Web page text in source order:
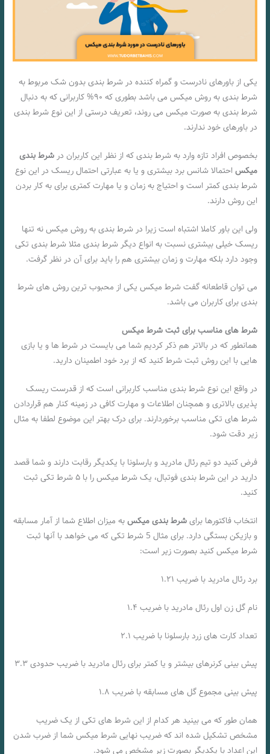
یکی از باورهای نادرست و گمراه کننده در شرط بندی بدون شک مربوط به
شرط بندی به روش میکس می باشد بطوری که ۹۰% کاربرانی که به دنبال
شرط بندی به صورت میکس می روند، تعریف درستی از این نوع شرط بندی
در باورهای خود ندارند.
بخصوص افراد تازه وارد به شرط بندی که از نظر این کاربران درشرط بندی
میکس احتمالا شانس برد بیشتری و یا به عبارتی احتمال ریسک در این نوع
شرط بندی کمتر است و احتیاج به زمان و یا مهارت کمتری برای به کار بردن
این روش دارند.
ولی این باور کاملا اشتباه است زیرا در شرط بندی به روش میکس نه تنها
ریسک خیلی بیشتری نسبت به انواع دیگر شرط بندی مثلا شرط بندی تکی
وجود دارد بلکه مهارت و زمان بیشتری هم را باید برای آن در نظر گرفت.
می توان قاطعانه گفت شرط میکس یکی از محبوب ترین روش های شرط
بندی برای کاربران می باشد.
شرط های مناسب برای ثبت شرط میکس
همانطور که در بالاتر هم ذکر کردیم شما می بایست در شرط ها و یا بازی
هایی با این روش ثبت شرط کنید که از برد خود اطمینان دارید.
در واقع این نوع شرط بندی مناسب کاربرانی است که از قدرست ریسک
پذیری بالاتری و همچنان اطلاعات و مهارت کافی در زمینه کنار هم قراردادن
شرط های تکی مناسب برخوردارند. برای درک بهتر این موضوع لطفا به مثال
زیر دقت شود.
فرض کنید دو تیم رئال مادرید و بارسلونا با یکدیگر رقابت دارند و شما قصد
دارید در این شرط بندی فوتبال، یک شرط میکس را با ۵ شرط تکی ثبت
کنید.
انتخاب فاکتورها برایشرط بندی میکسبه میزان اطلاع شما از آمار مسابقه
و بازیکن بستگی دارد. برای مثال 5 شرط تکی که می خواهد با آنها ثبت
شرط میکس کنید بصورت زیر است:
برد رئال مادرید با ضریب ۱.۲۱
نام گل زن اول رئال مادرید با ضریب ۱.۴
تعداد کارت های زرد بارسلونا با ضریب ۲.۱
پیش بینی کرنرهای بیشتر و یا کمتر برای رئال مادرید با ضریب حدودی ۳.۳
پیش بینی مجموع گل های مسابقه با ضریب ۱.۸
همان طور که می بینید هر کدام از این شرط های تکی از یک ضریب
مشخص تشکیل شده اند که ضریب نهایی شرط میکس شما از ضرب شدن
این اعداد با یکدیگر بصورت زیر مشخص می شود.